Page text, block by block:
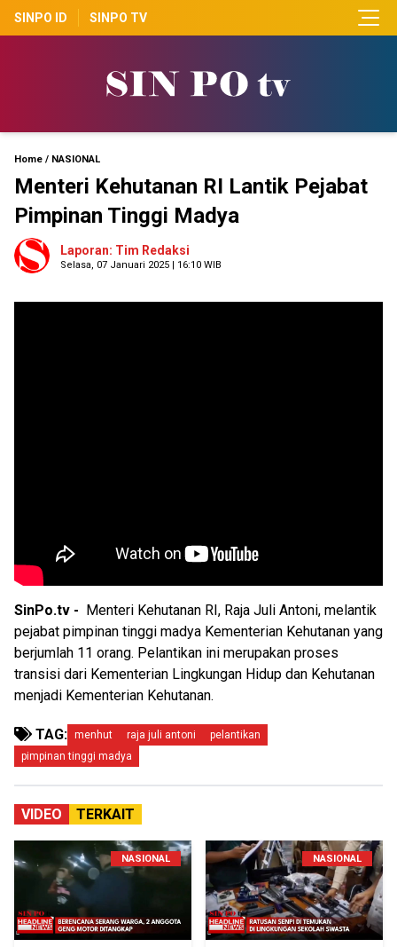
SINPO ID SINPO TV
Home / NASIONAL
Menteri Kehutanan RI Lantik Pejabat
Pimpinan Tinggi Madya
Laporan: Tim Redaksi
Selasa, 07 Januari 2025 | 16:10 WIB
SinPo.tv -
Menteri Kehutanan RI, Raja Juli Antoni, melantik
pejabat pimpinan tinggi madya Kementerian Kehutanan yang
berjumlah 11 orang. Pelantikan ini merupakan proses
transisi dari Kementerian Lingkungan Hidup dan Kehutanan
menjadi Kementerian Kehutanan.
TAG: menhut raja juli antoni
pelantikan
pimpinan tinggi madya
VIDEO TERKAIT
NASIONAL NASIONAL